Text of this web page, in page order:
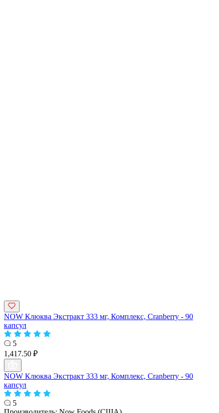
NOW Клюква Экстракт 333 мг, Комплекс, Cranberry - 90
капсул
5
1,417.50 ₽
NOW Клюква Экстракт 333 мг, Комплекс, Cranberry - 90
капсул
5